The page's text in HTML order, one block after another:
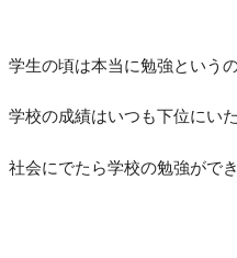
学生の頃は本当に勉強という
学校の成績はいつも下位にいた
社会にでたら学校の勉強がで